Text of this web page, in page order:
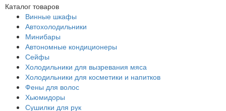
Каталог товаров
Винные шкафы
Автохолодильники
Минибары
Автономные кондиционеры
Сейфы
Холодильники для вызревания мяса
Холодильники для косметики и напитков
Фены для волос
Хьюмидоры
Сушилки для рук